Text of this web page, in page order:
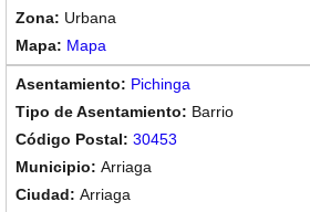
Urbana
Mapa
Pichinga
Barrio
30453
Arriaga
Arriaga